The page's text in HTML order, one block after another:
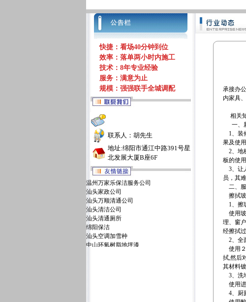
快捷：看场40分钟到位
效率：落单两小时内施工
技术：8年专业经验
服务：满意为止
规模：强强联手全城调配
联系人：胡先生
地址:绵阳市通江中路391号星
北发展大厦B座6F
温州万家乐保洁服务公司
汕头家政公司
汕头万顺清通公司
汕头清洁公司
汕头清通厕所
绵阳保洁
汕头空调加雪种
中山环氧树脂地坪漆
承接办
内家具
相关
一、
1、装
果及使用
2、地
板的使
3、让
员，其
二、
擦拭玻
1、擦
使用玻
理、窗
经擦拭
2、全
使用２
拭,然后
其材料
3、洗
使用进
4、厨